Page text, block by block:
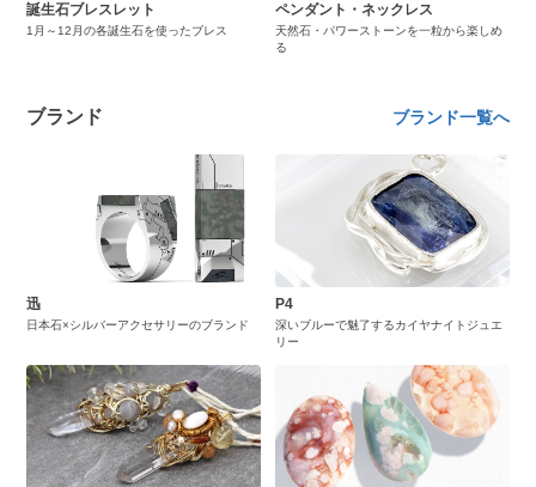
誕生石ブレスレット
1月～12月の各誕生石を使ったブレス
ペンダント・ネックレス
天然石・パワーストーンを一粒から楽しめ
る
ブランド ブランド一覧へ
迅
日本石×シルバーアクセサリーのブランド
P4
深いブルーで魅了するカイヤナイトジュエ
リー